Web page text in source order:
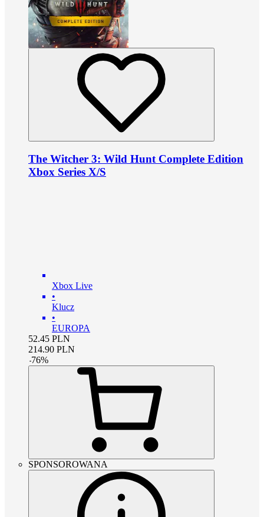
The Witcher 3: Wild Hunt Complete Edition
Xbox Series X/S
Xbox Live
•
Klucz
•
EUROPA
52.45 PLN
214.90 PLN
-76%
SPONSOROWANA